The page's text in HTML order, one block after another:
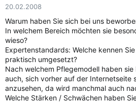
20.02.2008
Warum haben Sie sich bei uns
In welchem Bereich möchten sie
wieso?
Expertenstandards: Welche kennen
praktisch umgesetzt?
Nach welchem Pflegemodell haben
auch, sich vorher auf der Internetseite
anzusehen, da wird manchmal auch
Welche Stärken / Schwächen haben